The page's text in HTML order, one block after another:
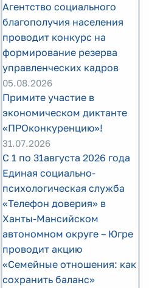
Агентство социального
благополучия населения
проводит конкурс на
формирование резерва
управленческих кадров
05.08.2026
Примите участие в
экономическом диктанте
«ПРОконкуренцию»!
31.07.2026
С 1 по 31августа 2026 года
Единая социально-
психологическая служба
«Телефон доверия» в
Ханты-Мансийском
автономном округе – Югре
проводит акцию
«Семейные отношения: как
сохранить баланс»